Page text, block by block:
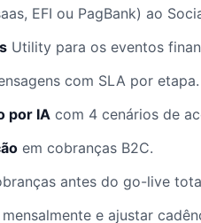
EFI ou PagBank) ao
Utility para os eventos
com SLA por etapa.
por IA com 4 cenários de
em cobranças B2C.
antes do go-live
mensalmente e ajustar